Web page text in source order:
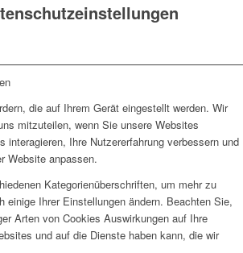
die auf Ihrem Gerät eingestellt werden. Wir
mitzuteilen, wenn Sie unsere Websites
interagieren, Ihre Nutzererfahrung verbessern und
Website anpassen.
Kategorienüberschriften, um mehr zu
einige Ihrer Einstellungen ändern. Beachten Sie,
Arten von Cookies Auswirkungen auf Ihre
und auf die Dienste haben kann, die wir